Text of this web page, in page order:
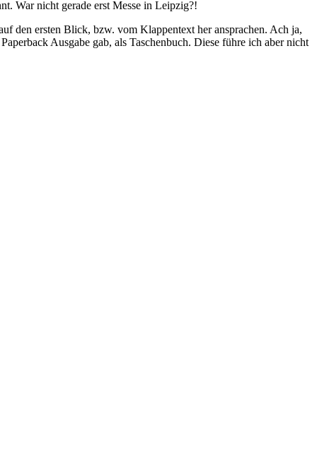
War nicht gerade erst Messe in Leipzig?!
den ersten Blick, bzw. vom Klappentext her ansprachen. Ach ja,
Ausgabe gab, als Taschenbuch. Diese führe ich aber nicht